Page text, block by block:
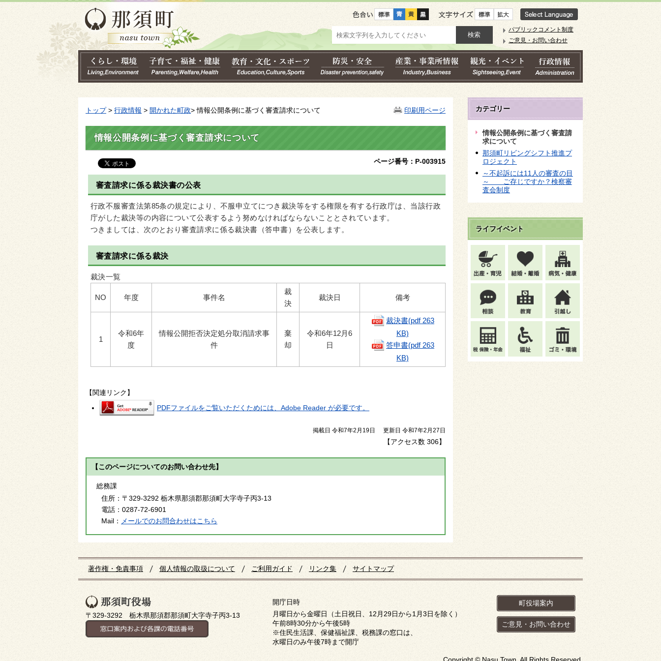
色合い 文字サイズ
パブリックコメント制度
ご意見・お問い合わせ
印刷用ページ
トップ> 行政情報 > 開かれた町政> 情報公開条例に基づく審査請求について
情報公開条例に基づく審査請求について
ページ番号：P-003915
審査請求に係る裁決書の公表
行政不服審査法第85条の規定により、不服申立てにつき裁決等をする権限を有する行政庁は、当該行政
庁がした裁決等の内容について公表するよう努めなければならないこととされています。
つきましては、次のとおり審査請求に係る裁決書（答申書）を公表します。
審査請求に係る裁決
裁決一覧
NO 年度 事件名
裁
決
裁決日 備考
1
令和6年
度
情報公開拒否決定処分取消請求事
件
棄
却
令和6年12月6
日
裁決書(pdf 263
KB)
答申書(pdf 263
KB)
【関連リンク】
PDFファイルをご覧いただくためには、Adobe Reader が必要です。
掲載日 令和7年2月19日 更新日 令和7年2月27日
【アクセス数 306】
【このページについてのお問い合わせ先】
総務課
住所： 〒329-3292 栃木県那須郡那須町大字寺子丙3-13
電話： 0287-72-6901
Mail：
メールでのお問合わせはこちら
カテゴリー
情報公開条例に基づく審査請
求について
那須町リビングシフト推進プ
ロジェクト
～不起訴には11人の審査の目
～ ご存じですか？検察審
査会制度
ライフイベント
著作権・免責事項 個人情報の取扱について ご利用ガイド リンク集 サイトマップ
〒329-3292 栃木県那須郡那須町大字寺子丙3-13
開庁日時
月曜日から金曜日（土日祝日、12月29日から1月3日を除く）
午前8時30分から午後5時
※住民生活課、保健福祉課、税務課の窓口は、
水曜日のみ午後7時まで開庁
町役場案内
ご意見・お問い合わせ
Copyright © Nasu Town. All Rights Reserved.